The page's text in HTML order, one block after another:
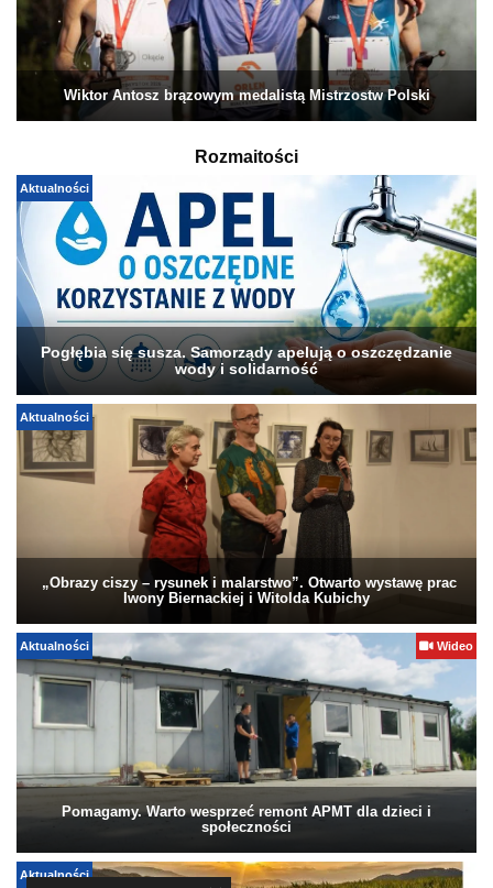
Wiktor Antosz brązowym medalistą Mistrzostw Polski
Rozmaitości
Aktualności
Pogłębia się susza. Samorządy apelują o oszczędzanie
wody i solidarność
Aktualności
„Obrazy ciszy – rysunek i malarstwo”. Otwarto wystawę prac
Iwony Biernackiej i Witolda Kubichy
Aktualności Wideo
Pomagamy. Warto wesprzeć remont APMT dla dzieci i
społeczności
Aktualności